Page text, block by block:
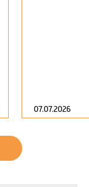
07.07.2026